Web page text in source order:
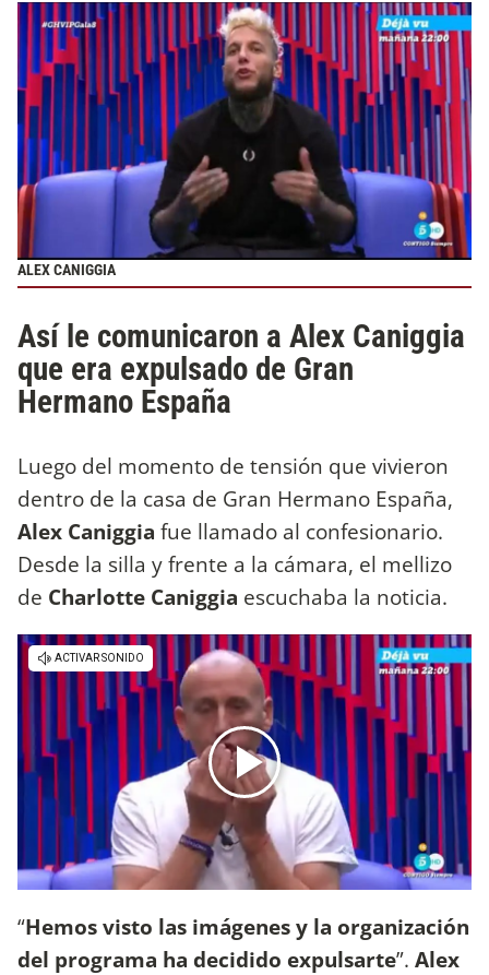
ALEX CANIGGIA
Así le comunicaron a Alex Caniggia
que era expulsado de Gran
Hermano España
Luego del momento de tensión que vivieron
dentro de la casa de Gran Hermano España,
Alex Caniggia fue llamado al confesionario.
Desde la silla y frente a la cámara, el mellizo
de Charlotte Caniggia escuchaba la noticia.
“Hemos visto las imágenes y la organización
del programa ha decidido expulsarte”. Alex